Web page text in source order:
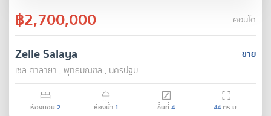
฿2,700,000 คอนโด
ขาย
Zelle Salaya
เซล ศาลายา , พุทธมณฑล , นครปฐม
ห้องนอน 2 ห้องน้ำ 1 ชั้นที่4 44ตร.ม.